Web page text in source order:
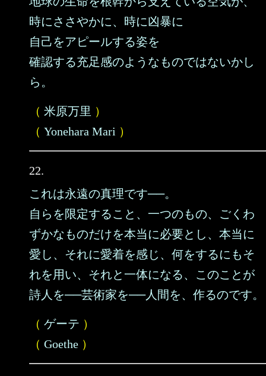
時にささやかに、時に凶暴に
自己をアピールする姿を
確認する充足感のようなものではないかし
ら。
（ 米原万里 ）
（ Yonehara Mari ）
22.
これは永遠の真理です──。
自らを限定すること、一つのもの、ごくわ
ずかなものだけを本当に必要とし、本当に
愛し、それに愛着を感じ、何をするにもそ
れを用い、それと一体になる、このことが
詩人を──芸術家を──人間を、作るのです。
（ ゲーテ ）
（ Goethe ）